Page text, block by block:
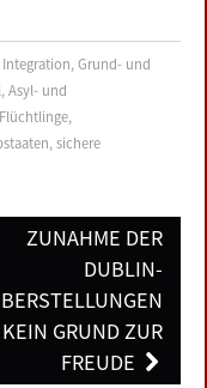
, Grund- und
, Asyl- und
,
,sichere
ZUNAHME DER
DUBLIN-
KEIN GRUND ZUR
FREUDE